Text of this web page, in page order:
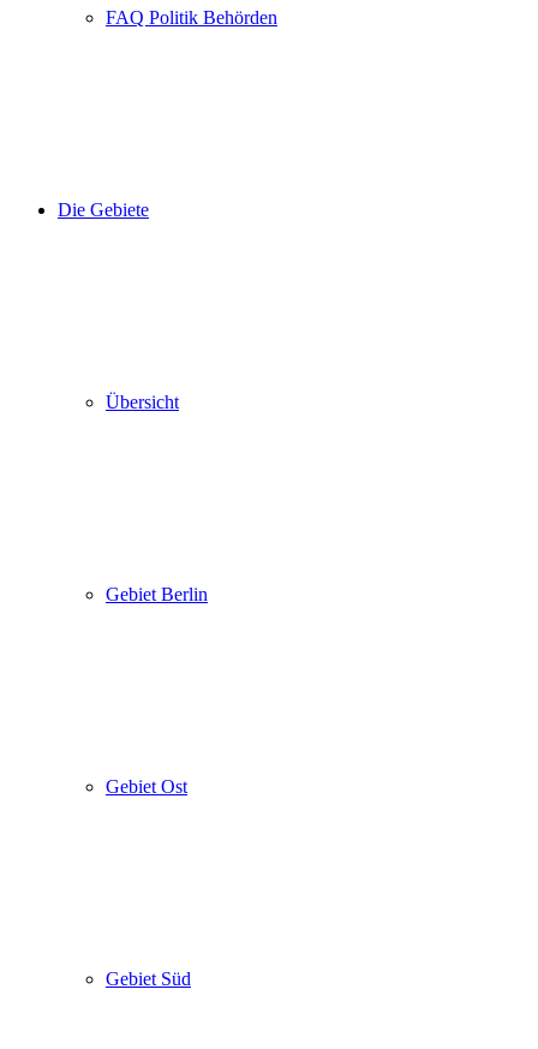
FAQ Politik Behörden
Die Gebiete
Übersicht
Gebiet Berlin
Gebiet Ost
Gebiet Süd